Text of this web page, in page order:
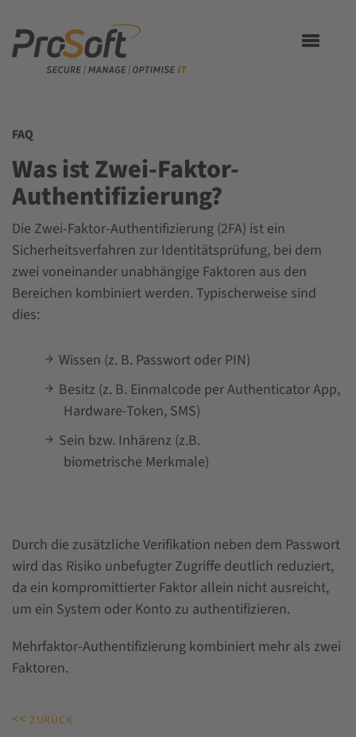
Toggle
FAQ
Was ist Zwei-Faktor-
Authentifizierung?
Die Zwei-Faktor-Authentifizierung (2FA) ist ein
Sicherheitsverfahren zur Identitätsprüfung, bei dem
zwei voneinander unabhängige Faktoren aus den
Bereichen kombiniert werden. Typischerweise sind
dies:
Wissen (z. B. Passwort oder PIN)
Besitz (z. B. Einmalcode per Authenticator App,
Hardware-Token, SMS)
Sein bzw. Inhärenz (z.B.
biometrische Merkmale)
Durch die zusätzliche Verifikation neben dem Passwort
wird das Risiko unbefugter Zugriffe deutlich reduziert,
da ein kompromittierter Faktor allein nicht ausreicht,
um ein System oder Konto zu authentifizieren.
Mehrfaktor-Authentifizierung kombiniert mehr als zwei
Faktoren.
<< ZURÜCK